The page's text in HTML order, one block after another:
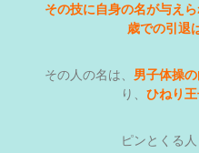
その技に自身の名が与え
歳での引退
その人の名は、 男子体操
り、 ひねり
ピンとくる人